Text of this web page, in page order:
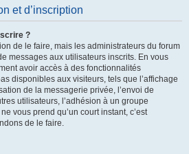
et d’inscription
?
de le faire, mais les administrateurs du forum
messages aux utilisateurs inscrits. En vous
avoir accès à des fonctionnalités
disponibles aux visiteurs, tels que l’affichage
de la messagerie privée, l’envoi de
utilisateurs, l’adhésion à un groupe
vous prend qu’un court instant, c’est
de le faire.